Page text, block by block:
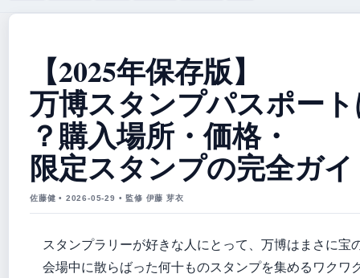
【2025年保存版】
万博スタンプパスポー
？購入場所・価格・
限定スタンプの完全ガ
佐藤健 • 2026-05-29 • 監修 伊藤 芽衣
スタンプラリーが好きな人にとって、万博はまさに宝
会場中に散らばった何十ものスタンプを集めるワクワ